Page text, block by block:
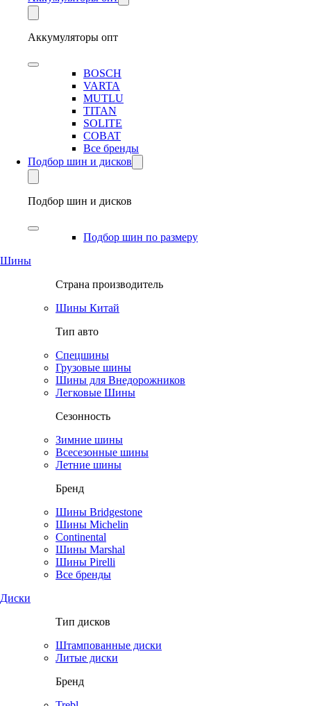
Аккумуляторы опт
BOSCH
VARTA
MUTLU
TITAN
SOLITE
COBAT
Все бренды
Подбор шин и дисков
Подбор шин и дисков
Подбор шин по размеру
Шины
Страна производитель
Шины Китай
Тип авто
Спецшины
Грузовые шины
Шины для Внедорожников
Легковые Шины
Сезонность
Зимние шины
Всесезонные шины
Летние шины
Бренд
Шины Bridgestone
Шины Michelin
Continental
Шины Marshal
Шины Pirelli
Все бренды
Диски
Тип дисков
Штампованные диски
Литые диски
Бренд